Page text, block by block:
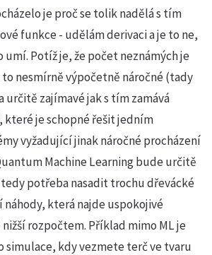
je proč se tolik nadělá s tím
funkce - udělám derivaci a je to ne,
Potíž je, že počet neznámých je
to nesmírně výpočetně náročné (tady
určitě zajímavé jak s tím zamává
je schopné řešit jedním
vyžadující jinak náročné procházení
Machine Learning bude určitě
potřeba nasadit trochu dřevácké
která najde uspokojivé
rozpočtem. Příklad mimo ML je
simulace, kdy vezmete terč ve tvaru